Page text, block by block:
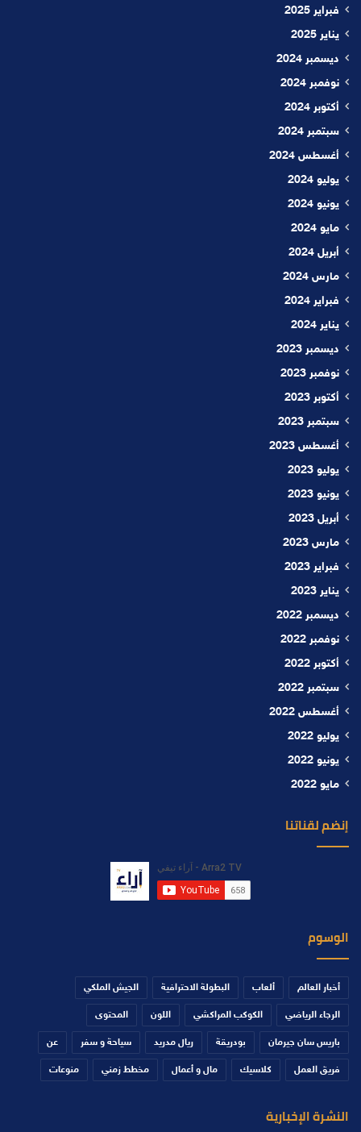
فبراير 2025
يناير 2025
ديسمبر 2024
نوفمبر 2024
أكتوبر 2024
سبتمبر 2024
أغسطس 2024
يوليو 2024
يونيو 2024
مايو 2024
أبريل 2024
مارس 2024
فبراير 2024
يناير 2024
ديسمبر 2023
نوفمبر 2023
أكتوبر 2023
سبتمبر 2023
أغسطس 2023
يوليو 2023
يونيو 2023
أبريل 2023
مارس 2023
فبراير 2023
يناير 2023
ديسمبر 2022
نوفمبر 2022
أكتوبر 2022
سبتمبر 2022
أغسطس 2022
يوليو 2022
يونيو 2022
مايو 2022
إنضم لقناتنا
الوسوم
أخبار العالم ألعاب البطولة الاحترافية الجيش الملكي
الرجاء الرياضي الكوكب المراكشي اللون المحتوى
باريس سان جيرمان بودريقة ريال مدريد سياحة و سفر عن
فريق العمل كلاسيك مال و أعمال مخطط زمني منوعات
النشرة الإخبارية